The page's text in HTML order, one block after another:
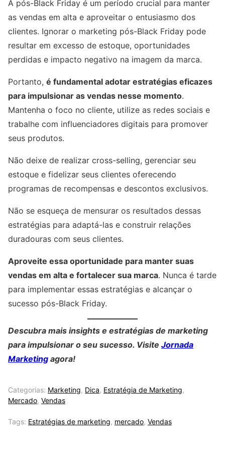
A pós-Black Friday é um período crucial para manter
as vendas em alta e aproveitar o entusiasmo dos
clientes. Ignorar o marketing pós-Black Friday pode
resultar em excesso de estoque, oportunidades
perdidas e impacto negativo na imagem da marca.
Portanto, é fundamental adotar estratégias eficazes
para impulsionar as vendas nesse momento.
Mantenha o foco no cliente, utilize as redes sociais e
trabalhe com influenciadores digitais para promover
seus produtos.
Não deixe de realizar cross-selling, gerenciar seu
estoque e fidelizar seus clientes oferecendo
programas de recompensas e descontos exclusivos.
Não se esqueça de mensurar os resultados dessas
estratégias para adaptá-las e construir relações
duradouras com seus clientes.
Aproveite essa oportunidade para manter suas
vendas em alta e fortalecer sua marca. Nunca é tarde
para implementar essas estratégias e alcançar o
sucesso pós-Black Friday.
Descubra mais insights e estratégias de marketing
para impulsionar o seu sucesso. Visite Jornada
Marketing agora!
Categorias: Marketing, Dica, Estratégia de Marketing,
Mercado, Vendas
Tags: Estratégias de marketing, mercado, Vendas